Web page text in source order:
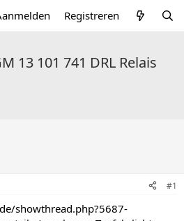
Registreren
13 101 741 DRL Relais
#1
showthread.php?5687-